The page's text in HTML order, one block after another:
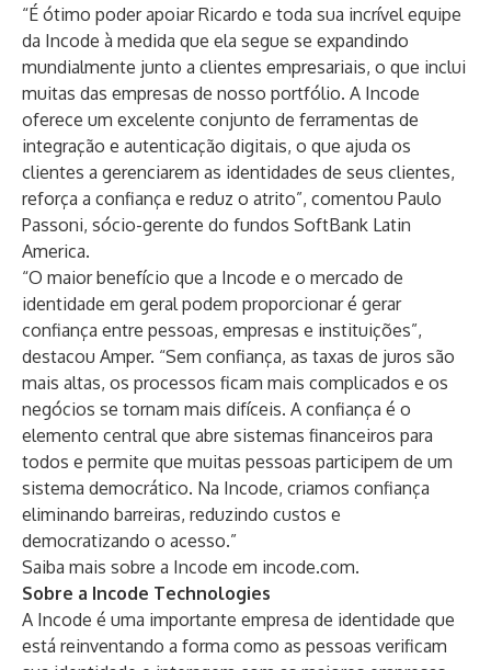
“É ótimo poder apoiar Ricardo e toda sua incrível equipe
da Incode à medida que ela segue se expandindo
mundialmente junto a clientes empresariais, o que inclui
muitas das empresas de nosso portfólio. A Incode
oferece um excelente conjunto de ferramentas de
integração e autenticação digitais, o que ajuda os
clientes a gerenciarem as identidades de seus clientes,
reforça a confiança e reduz o atrito”, comentou Paulo
Passoni, sócio-gerente do fundos SoftBank Latin
America.
“O maior benefício que a Incode e o mercado de
identidade em geral podem proporcionar é gerar
confiança entre pessoas, empresas e instituições”,
destacou Amper. “Sem confiança, as taxas de juros são
mais altas, os processos ficam mais complicados e os
negócios se tornam mais difíceis. A confiança é o
elemento central que abre sistemas financeiros para
todos e permite que muitas pessoas participem de um
sistema democrático. Na Incode, criamos confiança
eliminando barreiras, reduzindo custos e
democratizando o acesso.”
Saiba mais sobre a Incode em incode.com.
Sobre a Incode Technologies
A Incode é uma importante empresa de identidade que
está reinventando a forma como as pessoas verificam